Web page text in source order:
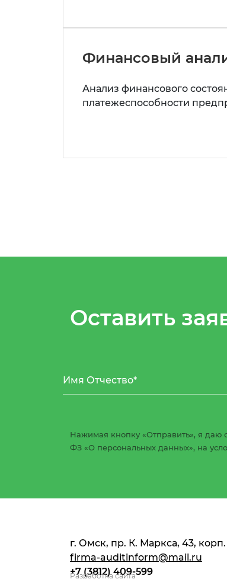
Финансовый
Анализ финансового
платежеспособности
Оставить
Нажимая кнопку «Отправить», я даю
ФЗ «О персональных данных», на
г. Омск, пр. К. Маркса, 43,
firma-auditinform@mail.ru
+7 (3812) 409-599
Разработка сайта